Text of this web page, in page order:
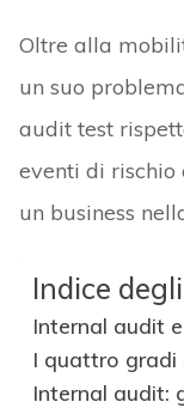
Oltre alla
un suo
audit test
eventi di rischio
un business
Indice
Internal audit
I quattro gradi
Internal audit: